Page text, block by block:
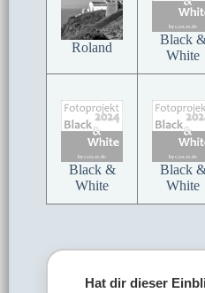
Roland
Black
White
Black &
White
Black
White
Hat dir dieser